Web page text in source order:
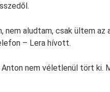
aludtam, csak ültem az
– Lera hívott.
nem véletlenül tört ki.